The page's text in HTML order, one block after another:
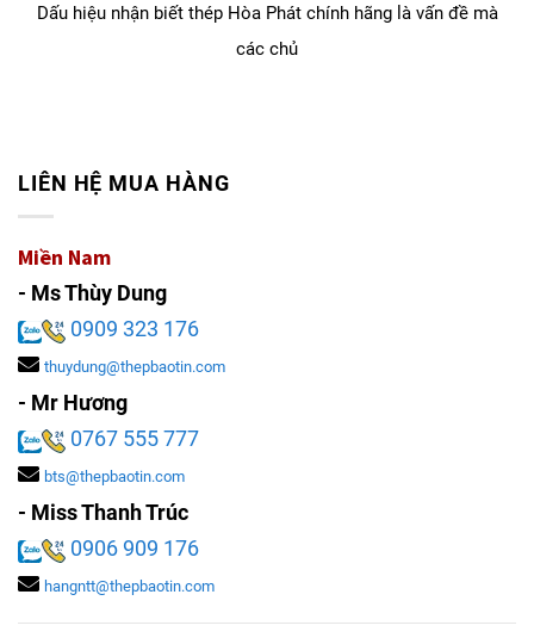
Dấu hiệu nhận biết thép Hòa Phát chính hãng là vấn đề mà
các chủ
LIÊN HỆ MUA HÀNG
Miền Nam
- Ms Thùy Dung
0909 323 176
thuydung@thepbaotin.com
- Mr Hương
0767 555 777
bts@thepbaotin.com
- Miss Thanh Trúc
0906 909 176
hangntt@thepbaotin.com